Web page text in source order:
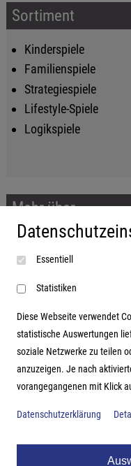
Sortiment
Kinderspiele
Familienspiele
Strategiespiele
Lifestyle-Spiele
Logikspiele
Mehr über...
Impressum
AGB
Datenschutzerklärung
Adresse
Hutter Trade GmbH +
Bgm.-Landmann-Platz
Essentiell
Statistiken
Diese Webseite verwendet
statistische Auswertungen
soziale Netzwerke zu teilen
anzuzeigen. Je nach
vorangegangenen mit Klick
Datenschutzerklärung